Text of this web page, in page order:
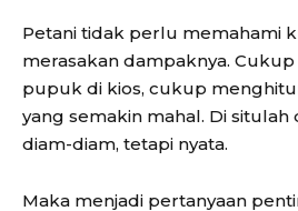
Petani tidak perlu memahami
merasakan dampaknya.
pupuk di kios, cukup
yang semakin mahal. Di
diam-diam, tetapi nyata.
Maka menjadi pertanyaan